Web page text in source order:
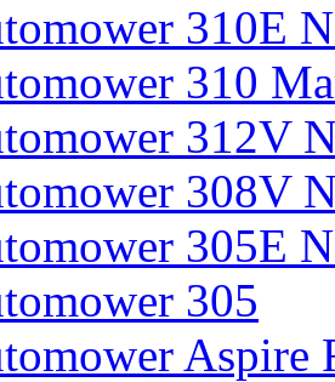
310E
310
312V
308V
305E
305
Aspire